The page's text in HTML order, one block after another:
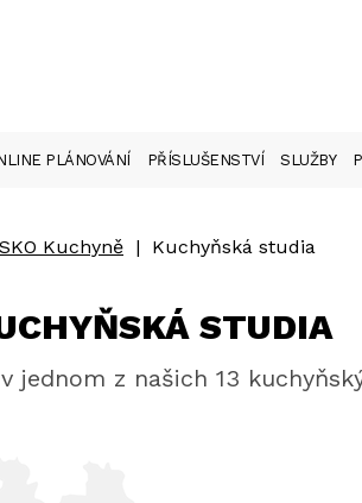
PLÁNOVÁNÍ PŘÍSLUŠENSTVÍ SLUŽBY
Kuchyně | Kuchyňská studia
STUDIA
jednom z našich 13